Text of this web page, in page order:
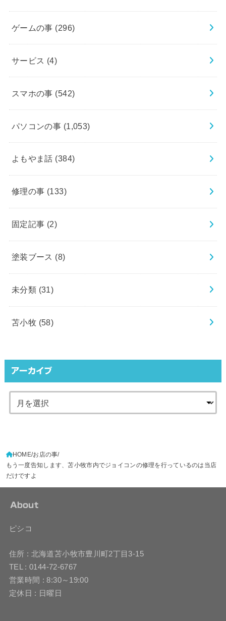
ゲームの事 (296)
サービス (4)
スマホの事 (542)
パソコンの事 (1,053)
よもやま話 (384)
修理の事 (133)
固定記事 (2)
塗装ブース (8)
未分類 (31)
苫小牧 (58)
アーカイブ
HOME お店の事
もう一度告知します、苫小牧市内でジョイコンの修理を行っているのは当店
だけですよ
About
ピシコ
住所 : 北海道苫小牧市豊川町2丁目3-15
TEL : 0144-72-6767
営業時間 : 8:30～19:00
定休日 : 日曜日